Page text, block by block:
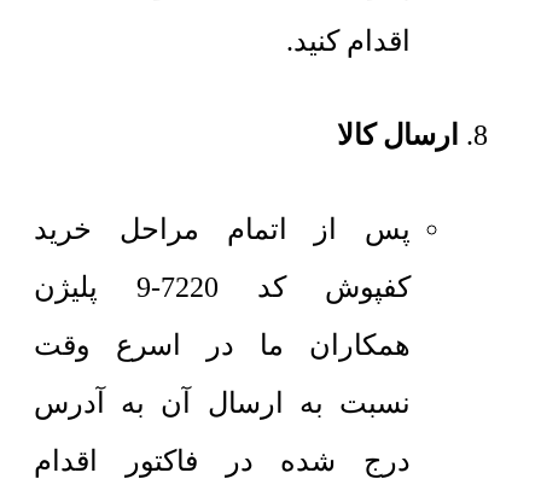
اقدام کنید.
ارسال کالا
پس از اتمام مراحل خرید
کفپوش کد 7220-9 پلیژن
همکاران ما در اسرع وقت
نسبت به ارسال آن به آدرس
درج شده در فاکتور اقدام